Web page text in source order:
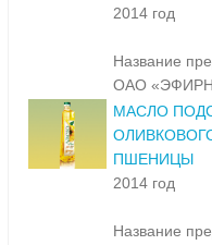
2014 год
Название
ОАО
МАСЛО
ПШЕНИЦЫ
2014 год
Название